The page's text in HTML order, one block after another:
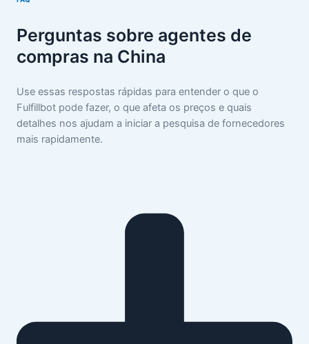
Perguntas sobre agentes de
compras na China
Use essas respostas rápidas para entender o que o
Fulfillbot pode fazer, o que afeta os preços e quais
detalhes nos ajudam a iniciar a pesquisa de fornecedores
mais rapidamente.